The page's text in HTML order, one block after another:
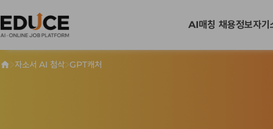
AI매칭 채용정보자기
>자소서 AI 첨삭>GPT캐처